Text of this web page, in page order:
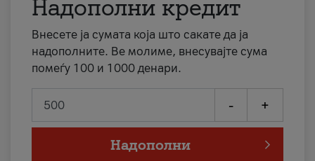
Надополни кредит
Внесете ја сумата која што сакате да ја
надополните. Ве молиме, внесувајте сума
помеѓу 100 и 1000 денари.
- +
Надополни